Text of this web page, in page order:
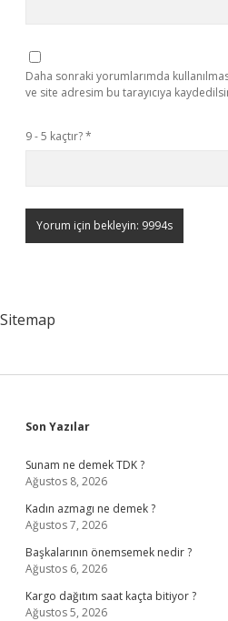
Daha sonraki yorumlarımda
ve site adresim bu tarayıcıya
9 - 5 kaçtır?*
Sitemap
Sidebar
Son Yazılar
Sunam ne demek TDK ?
Ağustos 8, 2026
Kadın azmagı ne demek ?
Ağustos 7, 2026
Başkalarının önemsemek nedir ?
Ağustos 6, 2026
Kargo dağıtım saat kaçta bitiyor ?
Ağustos 5, 2026